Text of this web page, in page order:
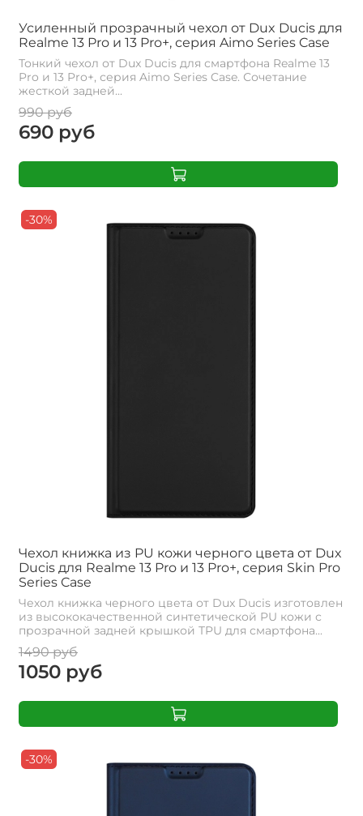
Усиленный прозрачный чехол от Dux Ducis для
Realme 13 Pro и 13 Pro+, серия Aimo Series Case
Тонкий чехол от Dux Ducis для смартфона Realme 13
Pro и 13 Pro+, серия Aimo Series Case. Сочетание
жесткой задней...
990 руб
690 руб
-30%
Чехол книжка из PU кожи черного цвета от Dux
Ducis для Realme 13 Pro и 13 Pro+, серия Skin Pro
Series Case
Чехол книжка черного цвета от Dux Ducis изготовлен
из высококачественной синтетической PU кожи с
прозрачной задней крышкой TPU для смартфона...
1490 руб
1050 руб
-30%